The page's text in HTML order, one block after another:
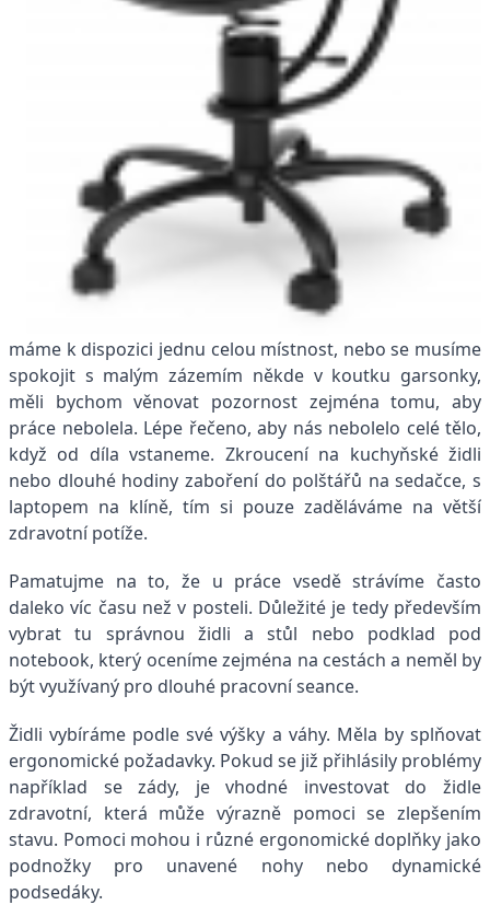
máme k dispozici jednu celou místnost, nebo se musíme
spokojit s malým zázemím někde v koutku garsonky,
měli bychom věnovat pozornost zejména tomu, aby
práce nebolela. Lépe řečeno, aby nás nebolelo celé tělo,
když od díla vstaneme. Zkroucení na kuchyňské židli
nebo dlouhé hodiny zaboření do polštářů na sedačce, s
laptopem na klíně, tím si pouze zaděláváme na větší
zdravotní potíže.
Pamatujme na to, že u práce vsedě strávíme často
daleko víc času než v posteli. Důležité je tedy především
vybrat tu správnou židli a stůl nebo podklad pod
notebook, který oceníme zejména na cestách a neměl by
být využívaný pro dlouhé pracovní seance.
Židli vybíráme podle své výšky a váhy. Měla by splňovat
ergonomické požadavky. Pokud se již přihlásily problémy
například se zády, je vhodné investovat do židle
zdravotní, která může výrazně pomoci se zlepšením
stavu. Pomoci mohou i různé ergonomické doplňky jako
podnožky pro unavené nohy nebo dynamické
podsedáky.